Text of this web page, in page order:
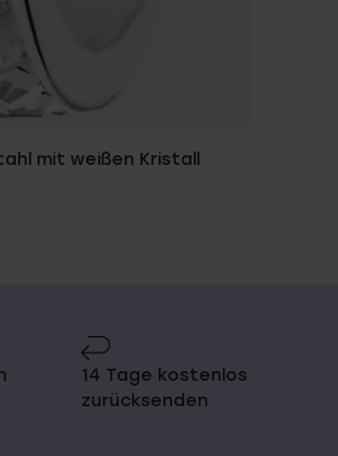
mit weißen Kristall
14 Tage kostenlos
zurücksenden